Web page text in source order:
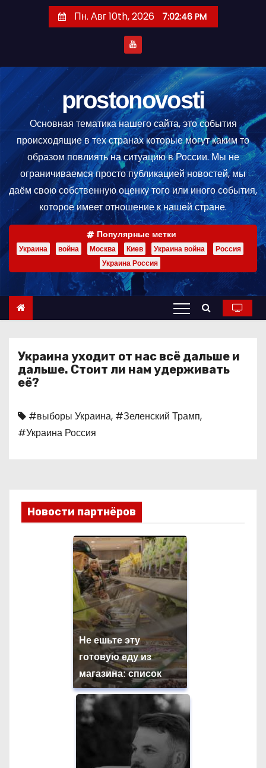
е
р
ж
м
Пн. Авг 10th, 2026 7:02:47 PM
prostonovosti
Основная тематика нашего сайта, это события
происходящие в тех странах которые могут каким то
образом повлиять на ситуацию в России. Мы не
ограничиваемся просто публикацией новостей, мы
даём свою собственную оценку того или иного события,
которое имеет отношение к нашей стране.
Популярные метки
Украина война Москва Киев Украина война
Россия
Украина Россия
Украина уходит от нас всё дальше и
дальше. Стоит ли нам удерживать
её?
#выборы Украина, #Зеленский Трамп,
#Украина Россия
Новости партнёров
Не ешьте эту
готовую еду из
магазина: список